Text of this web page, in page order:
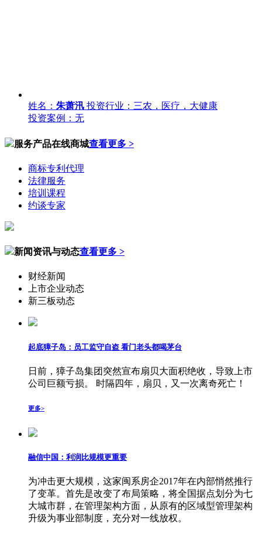
姓名： 朱萧汛 投资行业：三农，医疗，大健康
投资案例：无
服务产品在线商城查看更多 >
商标专利代理
法律服务
培训课程
约谈专家
新闻资讯与动态查看更多 >
财经新闻
上市企业动态
新三板动态
起底獐子岛：员工监守自盗 看门老头都喝茅台
日前，獐子岛集团突然宣布扇贝大面积绝收，导致上市
公司巨额亏损。 时隔四年，扇贝，又一次离奇死亡！
更多>
融信中国：利润比规模更重要
为冲击更大规模，这家闽系房企2017年在内部悄然推行
了变革。首先是改变了布局策略，将全国据点划分为七
大城市群，在管理架构方面，从原有的区域型管理架构
升级为事业部制度，充分对一线放权。